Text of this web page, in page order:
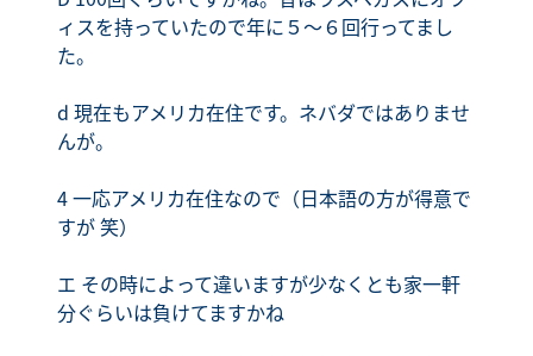
ィスを持っていたので年に５〜６回行ってまし
た。
d 現在もアメリカ在住です。ネバダではありませ
んが。
4 一応アメリカ在住なので（日本語の方が得意で
すが 笑）
エ その時によって違いますが少なくとも家一軒
分ぐらいは負けてますかね